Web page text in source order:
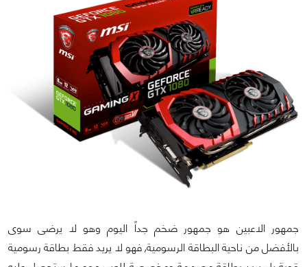
جمهور الاعبين هو جمهور ضخم جداً اليوم وهو لا يرضى سوى
بالأفضل من ناحية البطاقة الرسومية, فهو لا يريد فقط بطاقة رسومية